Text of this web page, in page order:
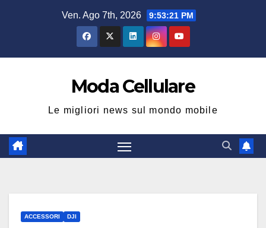
Ven. Ago 7th, 2026 9:53:21 PM
Moda Cellulare
Le migliori news sul mondo mobile
ACCESSORI DJI